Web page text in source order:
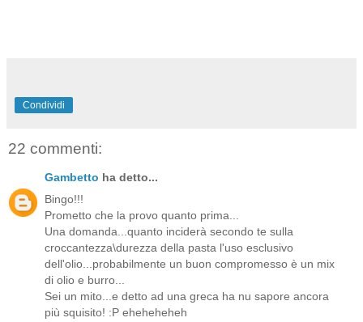
Condividi
22 commenti:
Gambetto ha detto...
Bingo!!!
Prometto che la provo quanto prima...
Una domanda...quanto inciderà secondo te sulla
croccantezza\durezza della pasta l'uso esclusivo
dell'olio...probabilmente un buon compromesso è un mix
di olio e burro...
Sei un mito...e detto ad una greca ha nu sapore ancora
più squisito! :P eheheheheh